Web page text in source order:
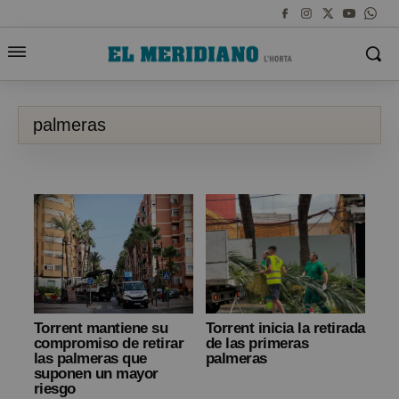
palmeras
Torrent mantiene su
compromiso de retirar
las palmeras que
suponen un mayor
riesgo
Torrent inicia la retirada
de las primeras
palmeras